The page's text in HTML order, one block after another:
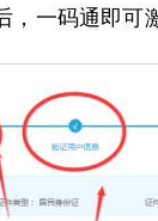
，一码通即可